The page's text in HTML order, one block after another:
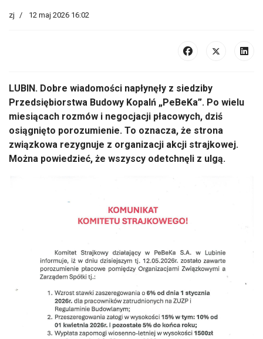
zj 12 maj 2026 16:02
LUBIN. Dobre wiadomości napłynęły z siedziby
Przedsiębiorstwa Budowy Kopalń „PeBeKa”. Po wielu
miesiącach rozmów i negocjacji płacowych, dziś
osiągnięto porozumienie. To oznacza, że strona
związkowa rezygnuje z organizacji akcji strajkowej.
Można powiedzieć, że wszyscy odetchnęli z ulgą.